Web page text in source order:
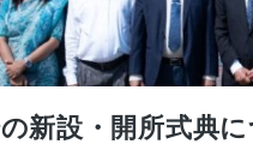
新設・開所式典